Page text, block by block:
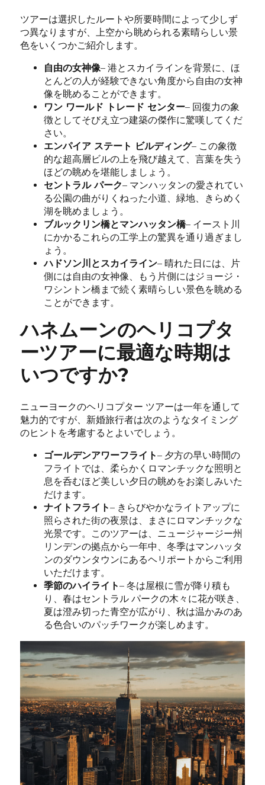
ツアーは選択したルートや所要時間によって少しず
つ異なりますが、上空から眺められる素晴らしい景
色をいくつかご紹介します。
自由の女神像– 港とスカイラインを背景に、ほ
とんどの人が経験できない角度から自由の女神
像を眺めることができます。
ワン ワールド トレード センター– 回復力の象
徴としてそびえ立つ建築の傑作に驚嘆してくだ
さい。
エンパイア ステート ビルディング– この象徴
的な超高層ビルの上を飛び越えて、言葉を失う
ほどの眺めを堪能しましょう。
セントラル パーク– マンハッタンの愛されてい
る公園の曲がりくねった小道、緑地、きらめく
湖を眺めましょう。
ブルックリン橋とマンハッタン橋– イースト川
にかかるこれらの工学上の驚異を通り過ぎまし
ょう。
ハドソン川とスカイライン– 晴れた日には、片
側には自由の女神像、もう片側にはジョージ・
ワシントン橋まで続く素晴らしい景色を眺める
ことができます。
ハネムーンのヘリコプタ
ーツアーに最適な時期は
いつですか?
ニューヨークのヘリコプター ツアーは一年を通して
魅力的ですが、新婚旅行者は次のようなタイミング
のヒントを考慮するとよいでしょう。
ゴールデンアワーフライト– 夕方の早い時間の
フライトでは、柔らかくロマンチックな照明と
息を呑むほど美しい夕日の眺めをお楽しみいた
だけます。
ナイトフライト– きらびやかなライトアップに
照らされた街の夜景は、まさにロマンチックな
光景です。このツアーは、ニュージャージー州
リンデンの拠点から一年中、冬季はマンハッタ
ンのダウンタウンにあるヘリポートからご利用
いただけます。
季節のハイライト– 冬は屋根に雪が降り積も
り、春はセントラル パークの木々に花が咲き、
夏は澄み切った青空が広がり、秋は温かみのあ
る色合いのパッチワークが楽しめます。